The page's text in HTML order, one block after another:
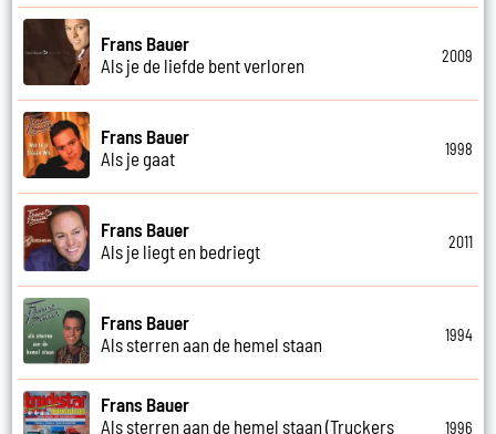
Frans Bauer
Als je de liefde bent verloren
2009
Frans Bauer
Als je gaat
1998
Frans Bauer
Als je liegt en bedriegt
2011
Frans Bauer
Als sterren aan de hemel staan
1994
Frans Bauer
Als sterren aan de hemel staan (Truckers
1996